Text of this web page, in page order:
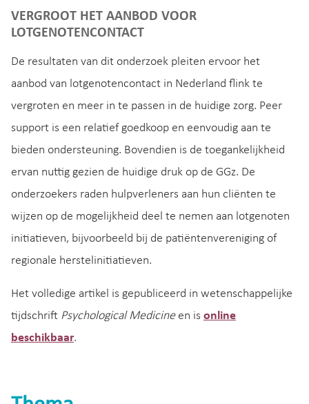
VERGROOT HET AANBOD VOOR
LOTGENOTENCONTACT
De resultaten van dit onderzoek pleiten ervoor het
aanbod van lotgenotencontact in Nederland flink te
vergroten en meer in te passen in de huidige zorg. Peer
support is een relatief goedkoop en eenvoudig aan te
bieden ondersteuning. Bovendien is de toegankelijkheid
ervan nuttig gezien de huidige druk op de GGz. De
onderzoekers raden hulpverleners aan hun cliënten te
wijzen op de mogelijkheid deel te nemen aan lotgenoten
initiatieven, bijvoorbeeld bij de patiëntenvereniging of
regionale herstelinitiatieven.
Het volledige artikel is gepubliceerd in wetenschappelijke
tijdschrift Psychological Medicineen is online
beschikbaar.